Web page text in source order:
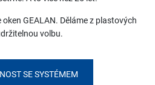
GEALAN. Děláme z plastových
volbu.
SE SYSTÉMEM